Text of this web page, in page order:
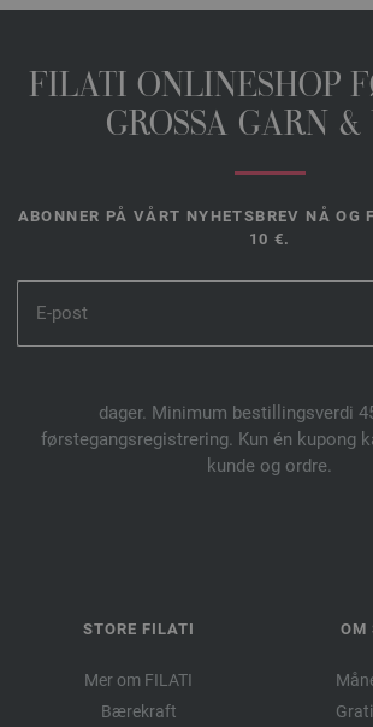
FILATI ONLINESHOP
GROSSA GARN
ABONNER PÅ VÅRT NYHETSBREV NÅ OG
10 €.
dager. Minimum bestillingsverdi
førstegangsregistrering. Kun én kupong
kunde og ordre.
STORE FILATI
Mer om FILATI
Bærekraft
OM